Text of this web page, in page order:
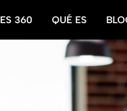
360 QUÉ ES